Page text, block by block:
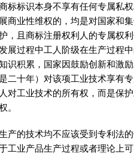
标标识本身不享有任何专属私
商业性维权的，均是对国家和
，且商标注册权利人的专属权
展过程中工人阶级在生产过程
识积累，国家因鼓励创新和激
二十年）对该项工业技术享有
对工业技术的所有权，而是保
。
产的技术均不应该受到专利法
工业产品生产过程或者理论上